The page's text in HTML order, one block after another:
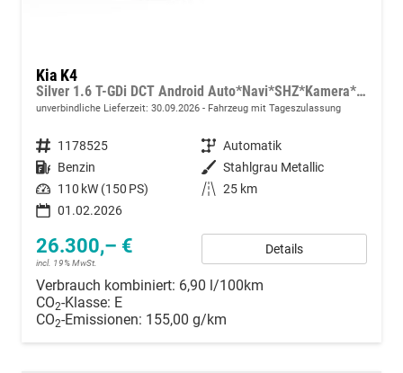
Kia K4
Silver 1.6 T-GDi DCT Android Auto*Navi*SHZ*Kamera*ACC*Keyless*2Z Klimaauto*
unverbindliche Lieferzeit: 30.09.2026 Fahrzeug mit Tageszulassung
Fahrzeugnummer 1178525 Getriebe Automatik
Kraftstoff Benzin Außenfarbe Stahlgrau Metallic
Leistung 110 kW (150 PS) Kilometerstand 25 km
01.02.2026
26.300,– €
incl. 19% MwSt.
Details
Verbrauch kombiniert: 6,90 l/100km
CO2-Klasse: E
CO2-Emissionen: 155,00 g/km